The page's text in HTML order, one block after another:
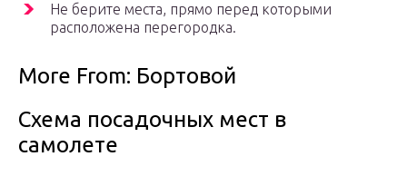
Не берите места, прямо перед которыми
расположена перегородка.
More From: Бортовой
Схема посадочных мест в
самолете